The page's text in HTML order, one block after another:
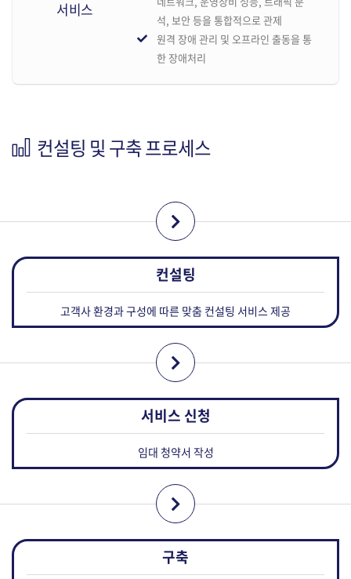
서비스
석, 보안 등을 통합적으로 관제
원격 장애 관리 및 오프라인 출동을 통
한 장애처리
컨설팅 및 구축 프로세스
고객사 환경과 구성에 따른 맞춤 컨설팅 서비스 제공
임대 청약서 작성